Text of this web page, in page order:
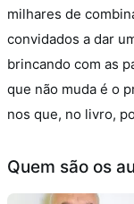
milhares de
convidados a dar
brincando com as
que não muda é o
nos que, no livro,
Quem são os